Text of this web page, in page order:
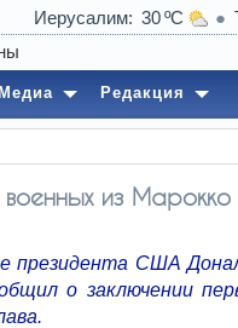
Иерусалим 30
Медиа Редакция
из Марокко
президента США
о заключении